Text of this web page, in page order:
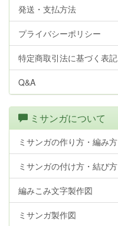
発送・支払方法
プライバシーポリシー
特定商取引法に基づく表記
Q&A
ミサンガについて
ミサンガの作り方・編み方
ミサンガの付け方・結び方
編みこみ文字製作図
ミサンガ製作図